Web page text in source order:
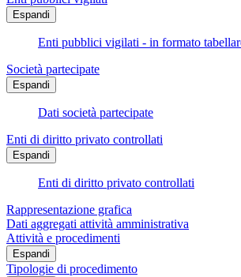
Espandi
Enti pubblici vigilati - in formato
Società partecipate
Espandi
Dati società partecipate
Enti di diritto privato controllati
Espandi
Enti di diritto privato controllati
Rappresentazione grafica
Dati aggregati attività amministrativa
Attività e procedimenti
Espandi
Tipologie di procedimento